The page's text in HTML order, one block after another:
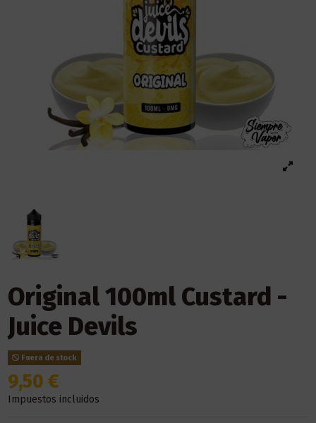
Original 100ml Custard -
Juice Devils
Fuera de stock
9,50 €
Impuestos incluidos